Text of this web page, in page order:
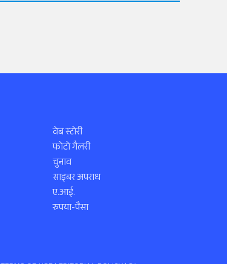
वेब स्टोरी
फोटो गैलरी
चुनाव
साइबर अपराध
ए.आई.
रुपया-पैसा